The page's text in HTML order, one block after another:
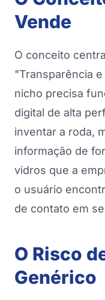
Vende
O conceito
"Transparência
nicho precisa
digital de alta
inventar a roda,
informação de
vidros que a
o usuário
de contato em
O Risco
Genérico